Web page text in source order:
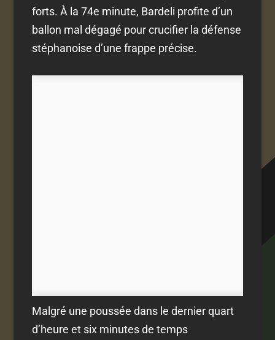
forts. À la 74e minute, Bardeli profite d’un
ballon mal dégagé pour crucifier la défense
stéphanoise d’une frappe précise.
Malgré une poussée dans le dernier quart
d’heure et six minutes de temps